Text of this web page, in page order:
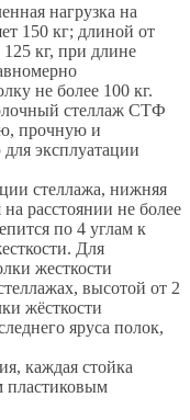
нагрузка на
150 кг; длиной от
кг, при длине
не более 100 кг.
стеллаж СТФ
прочную и
эксплуатации
стеллажа, нижняя
на расстоянии не более
по 4 углам к
Для
жесткости
высотой от 2
жёсткости
яруса полок,
каждая стойка
пластиковым